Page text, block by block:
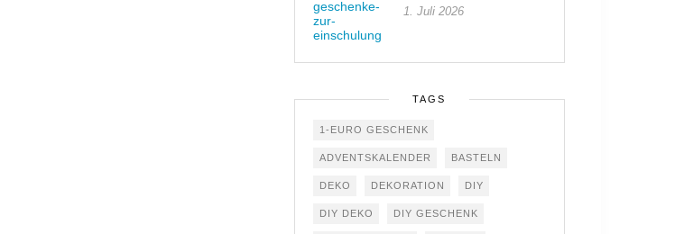
1. Juli 2026
TAGS
1-EURO GESCHENK
ADVENTSKALENDER BASTELN
DEKO DEKORATION DIY
DIY DEKO DIY GESCHENK